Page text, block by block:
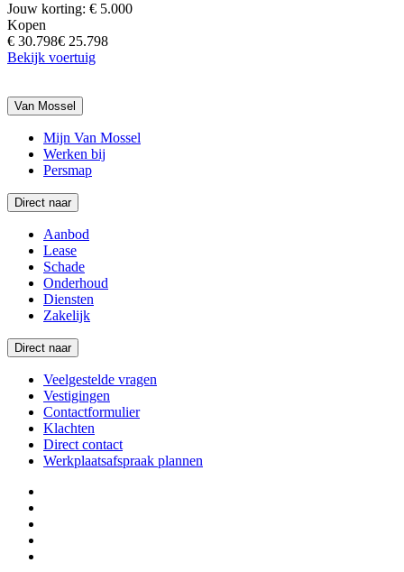
Jouw korting: € 5.000
Kopen
€ 30.798€ 25.798
Bekijk voertuig
Van Mossel
Mijn Van Mossel
Werken bij
Persmap
Direct naar
Aanbod
Lease
Schade
Onderhoud
Diensten
Zakelijk
Direct naar
Veelgestelde vragen
Vestigingen
Contactformulier
Klachten
Direct contact
Werkplaatsafspraak plannen